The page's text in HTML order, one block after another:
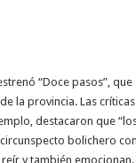
“Doce pasos”,
la provincia. Las
destacaron que
bolichero
y también